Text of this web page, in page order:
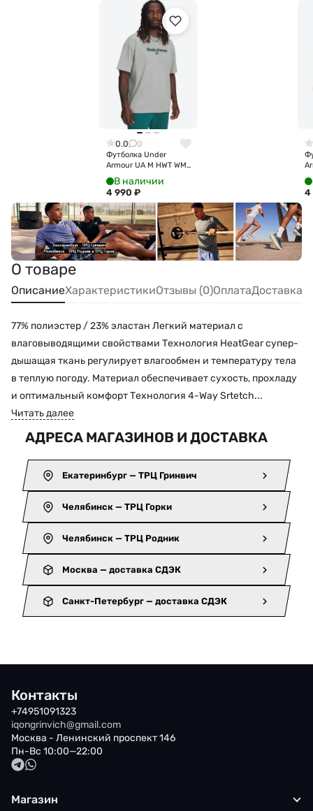
0.0 0
Футболка Under
Armour UA M HWT WM
SS 6009266-069
В наличии
4 990 ₽ 4
О товаре
ОписаниеХарактеристикиОтзывы (0)ОплатаДоставка
77% полиэстер / 23% эластан Легкий материал с
влаговыводящими свойствами Технология HeatGear супер-
дышащая ткань регулирует влагообмен и температуру тела
в теплую погоду. Материал обеспечивает сухость, прохладу
и оптимальный комфорт Технология 4-Way Srtetch...
Читать далее
АДРЕСА МАГАЗИНОВ И ДОСТАВКА
Екатеринбург — ТРЦ Гринвич
Челябинск — ТРЦ Горки
Челябинск — ТРЦ Родник
Москва — доставка СДЭК
Санкт-Петербург — доставка СДЭК
Контакты
+74951091323
iqongrinvich@gmail.com
Москва - Ленинский проспект 146
Пн-Вс 10:00—22:00
Магазин